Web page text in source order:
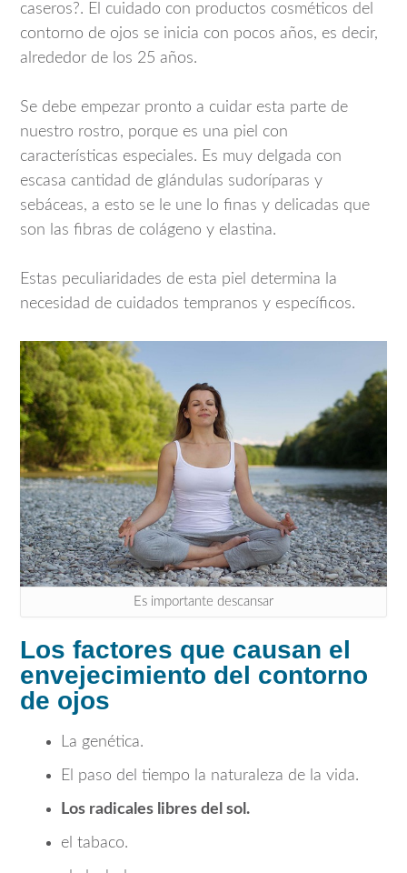
caseros?. El cuidado con productos cosméticos del
contorno de ojos se inicia con pocos años, es decir,
alrededor de los 25 años.
Se debe empezar pronto a cuidar esta parte de
nuestro rostro, porque es una piel con
características especiales. Es muy delgada con
escasa cantidad de glándulas sudoríparas y
sebáceas, a esto se le une lo finas y delicadas que
son las fibras de colágeno y elastina.
Estas peculiaridades de esta piel determina la
necesidad de cuidados tempranos y específicos.
Es importante descansar
Los factores que causan el
envejecimiento del contorno
de ojos
La genética.
El paso del tiempo la naturaleza de la vida.
Los radicales libres del sol.
el tabaco.